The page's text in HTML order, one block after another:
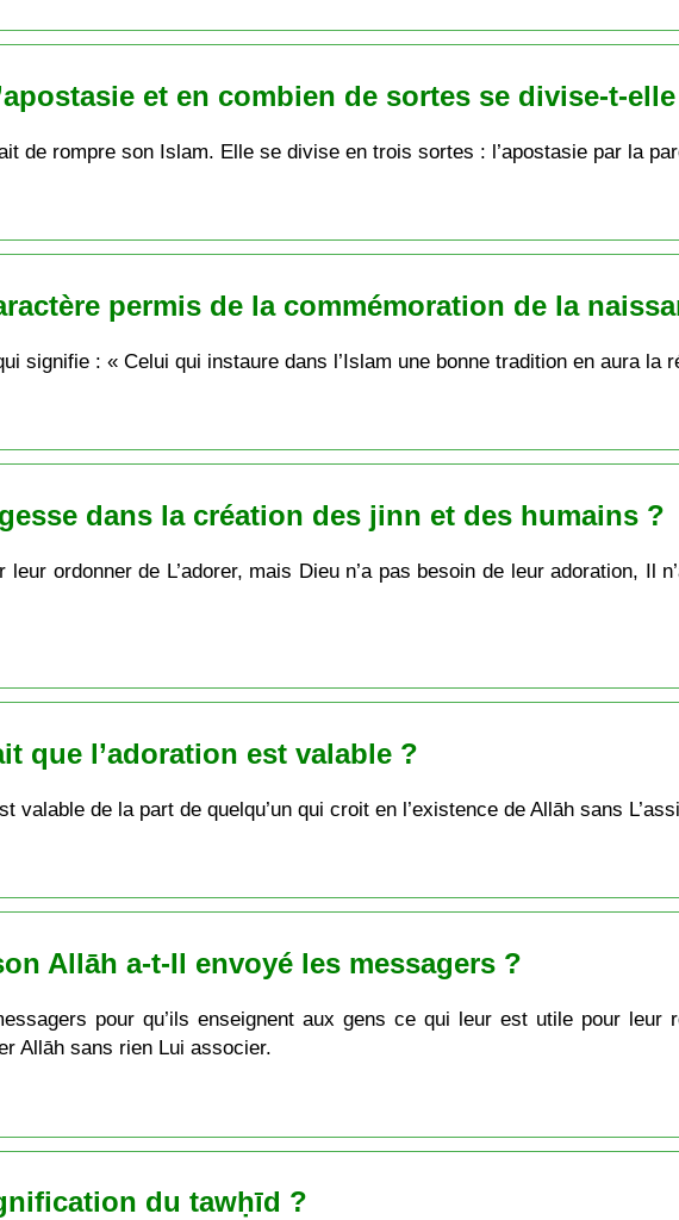
et en combien de sortes se divise-t-
de rompre son Islam. Elle se divise en trois sortes : l’apostasie par la
permis de la commémoration de la
signifie : « Celui qui instaure dans l’Islam une bonne tradition en aura la
dans la création des jinn et des humains ?
ordonner de L’adorer, mais Dieu n’a pas besoin de leur adoration, Il
que l’adoration est valable ?
valable de la part de quelqu’un qui croit en l’existence de Allāh sans
Allāh a-t-Il envoyé les messagers ?
pour qu’ils enseignent aux gens ce qui leur est utile pour leur
Allāh sans rien Lui associer.
du tawḥīd ?